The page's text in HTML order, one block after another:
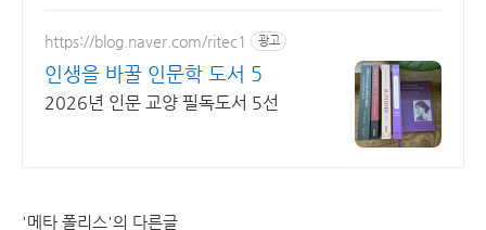
https://blog.naver.com/ritec1 광고
인생을 바꿀 인문학 도서 5
2026년 인문 교양 필독도서 5선
'메타 폴리스'의 다른글